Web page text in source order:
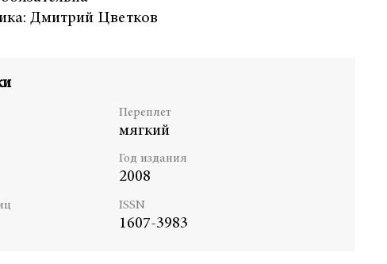
Дмитрий Цветков
Переплет
мягкий
Год издания
2008
ISSN
1607-3983